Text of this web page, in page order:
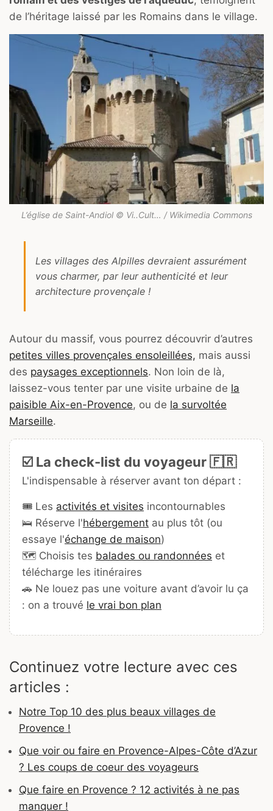
de l’héritage laissé par les Romains dans le village.
L’église de Saint-Andiol © Vi..Cult… / Wikimedia Commons
Les villages des Alpilles devraient assurément
vous charmer, par leur authenticité et leur
architecture provençale !
Autour du massif, vous pourrez découvrir d’autres
petites villes provençales ensoleillées, mais aussi
des paysages exceptionnels. Non loin de là,
laissez-vous tenter par une visite urbaine de la
paisible Aix-en-Provence, ou de la survoltée
Marseille.
☑️ La check-list du voyageur 🇫🇷
L'indispensable à réserver avant ton départ :
🎟️ Les activités et visites incontournables
🛌 Réserve l'hébergement au plus tôt (ou
essaye l'échange de maison)
🗺️ Choisis tes balades ou randonnées et
télécharge les itinéraires
🚗 Ne louez pas une voiture avant d’avoir lu ça
: on a trouvé le vrai bon plan
Continuez votre lecture avec ces
articles :
Notre Top 10 des plus beaux villages de
Provence !
Que voir ou faire en Provence-Alpes-Côte d’Azur
? Les coups de coeur des voyageurs
Que faire en Provence ? 12 activités à ne pas
manquer !